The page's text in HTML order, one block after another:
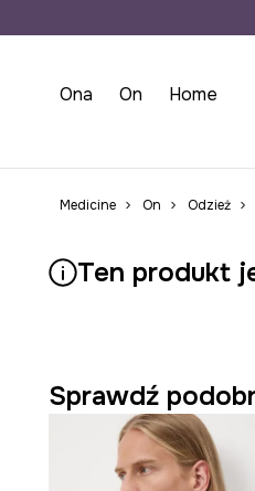
Ona On Home
Medicine On Odzież
Ten produkt
Sprawdź